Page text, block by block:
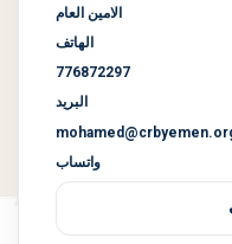
الامين العام
الهاتف
776872297
البريد
واتساب